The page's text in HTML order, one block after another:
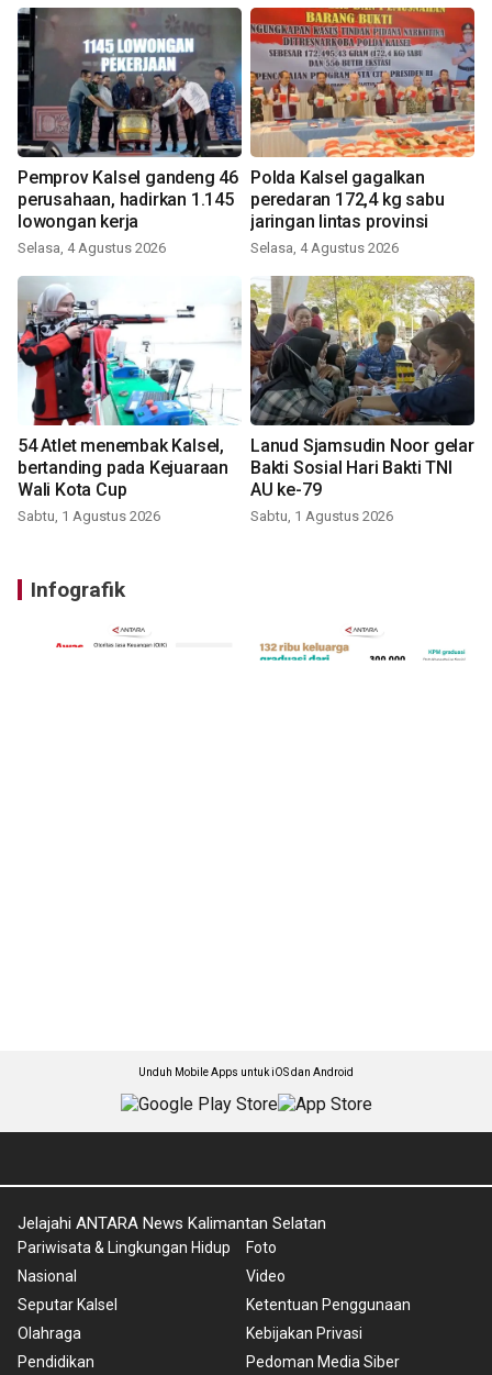
Pemprov Kalsel gandeng 46
perusahaan, hadirkan 1.145
lowongan kerja
Selasa, 4 Agustus 2026
Polda Kalsel gagalkan
peredaran 172,4 kg sabu
jaringan lintas provinsi
Selasa, 4 Agustus 2026
54 Atlet menembak Kalsel,
bertanding pada Kejuaraan
Wali Kota Cup
Sabtu, 1 Agustus 2026
Lanud Sjamsudin Noor gelar
Bakti Sosial Hari Bakti TNI
AU ke-79
Sabtu, 1 Agustus 2026
Infografik
Unduh Mobile Apps untuk iOS dan Android
Jelajahi ANTARA News Kalimantan Selatan
Pariwisata & Lingkungan Hidup
Nasional
Seputar Kalsel
Olahraga
Pendidikan
Foto
Video
Ketentuan Penggunaan
Kebijakan Privasi
Pedoman Media Siber